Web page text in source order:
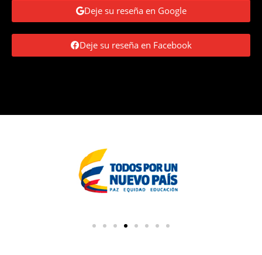
Deje su reseña en Google
Deje su reseña en Facebook